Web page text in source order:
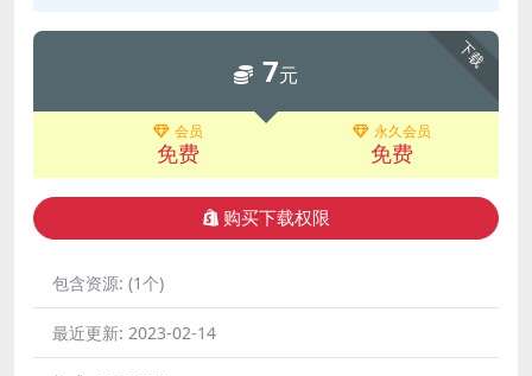
下载
7元
会员
免费
永久会员
免费
购买下载权限
包含资源: (1个)
最近更新: 2023-02-14